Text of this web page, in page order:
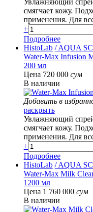
смягчает кожу.
применения. Для
+
Подробнее
HistoLab / AQUA
Water-Max Infusion
200 мл
Цена 720 000 сум
В наличии
Добавить в
раскрыть
Увлажняющий спрей
смягчает кожу.
применения. Для
+
Подробнее
HistoLab / AQUA
Water-Max Milk
1200 мл
Цена 1 760 000 сум
В наличии